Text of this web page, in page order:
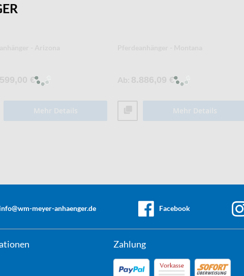
€
Mehr Details
8.886,09 €
Mehr Details
info@wm-meyer-anhaenger.de Facebook
Zahlung